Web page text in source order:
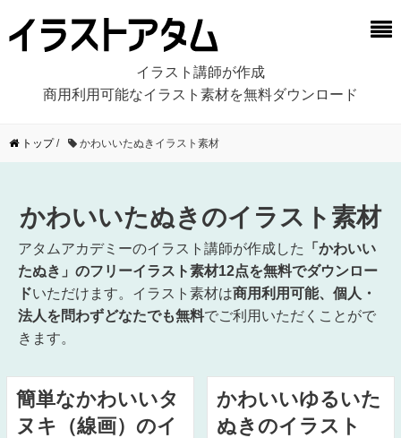
イラスト講師が作成
商用利用可能なイラスト素材を無料ダウンロード
トップ/ かわいいたぬきイラスト素材
かわいいたぬきのイラスト素材
アタムアカデミーのイラスト講師が作成した
「かわいい
たぬき」のフリーイラスト素材12点を無料でダウンロー
ドいただけます。イラスト素材は商用利用可能、個人・
法人を問わずどなたでも無料でご利用いただくことがで
きます。
簡単なかわいいタ
ヌキ（線画）のイ
かわいいゆるいた
ぬきのイラスト